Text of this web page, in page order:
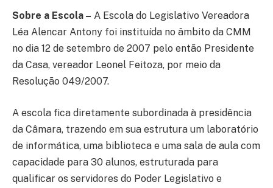
Sobre a Escola – A Escola do Legislativo Vereadora
Léa Alencar Antony foi instituída no âmbito da CMM
no dia 12 de setembro de 2007 pelo então Presidente
da Casa, vereador Leonel Feitoza, por meio da
Resolução 049/2007.
A escola fica diretamente subordinada à presidência
da Câmara, trazendo em sua estrutura um laboratório
de informática, uma biblioteca e uma sala de aula com
capacidade para 30 alunos, estruturada para
qualificar os servidores do Poder Legislativo e